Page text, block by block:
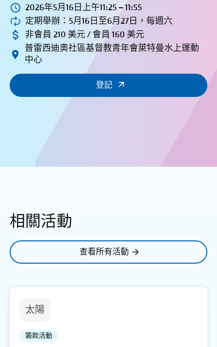
2026年5月16日上午11:25 – 11:55
定期舉辦：5月16日至6月27日，每週六
非會員 210 美元 / 會員 160 美元
普雷西迪奧社區基督教青年會萊特曼水上運動
中心
登記
相關活動
查看所有活動
太陽
籌款活動